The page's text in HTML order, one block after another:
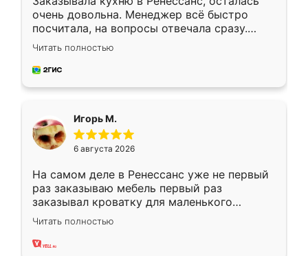
очень довольна. Менеджер всё быстро
посчитала, на вопросы отвечала сразу.
Замерщик приехал в субботу, подошёл к
делу со всей ответственностью. Собрали
за день, ребята работали аккуратно, даже
Читать полностью
Игорь М.
6 августа 2026
На самом деле в Ренессанс уже не первый
раз заказываю мебель первый раз
заказывал кроватку для маленького
ребёнка при его рождении ,во второй раз
заказал шкаф-купе. По качеству очень
хорошее сборка достаточно быстрая,
Читать полностью